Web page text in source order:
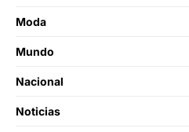
Moda
Mundo
Nacional
Noticias